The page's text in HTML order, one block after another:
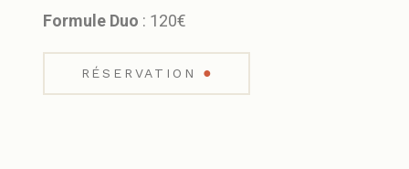
Formule Duo : 120€
RÉSERVATION ●